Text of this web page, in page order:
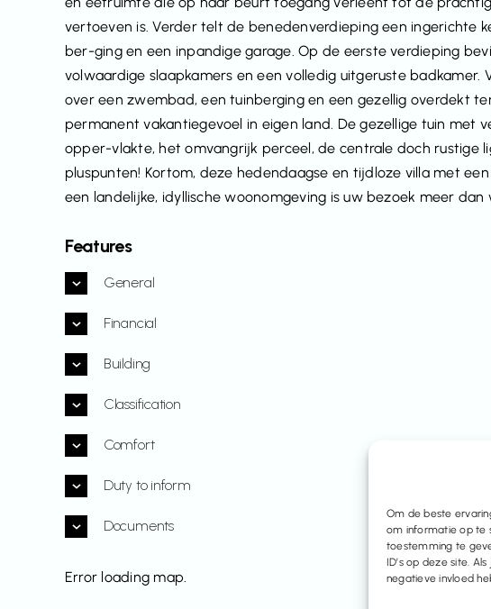
Om de beste
om informatie op te
toestemming te
ID’s op deze site.
negatieve invloed
vertoeven is. Verder telt de benedenverdieping een ingerichte
ber-ging en een inpandige garage. Op de eerste verdieping
volwaardige slaapkamers en een volledig uitgeruste badkamer.
over een zwembad, een tuinberging en een gezellig overdekt
permanent vakantiegevoel in eigen land. De gezellige tuin met
opper-vlakte, het omvangrijk perceel, de centrale doch rustige
pluspunten! Kortom, deze hedendaagse en tijdloze villa met
een landelijke, idyllische woonomgeving is uw bezoek meer dan
Features
General
Financial
Building
Classification
Comfort
Duty to inform
Documents
Error loading map.